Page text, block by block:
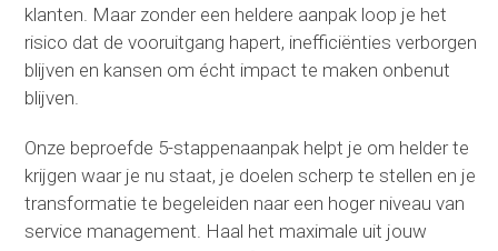
klanten. Maar zonder een heldere aanpak loop je het
risico dat de vooruitgang hapert, inefficiënties verborgen
blijven en kansen om écht impact te maken onbenut
blijven.
Onze beproefde 5-stappenaanpak helpt je om helder te
krijgen waar je nu staat, je doelen scherp te stellen en je
transformatie te begeleiden naar een hoger niveau van
service management. Haal het maximale uit jouw